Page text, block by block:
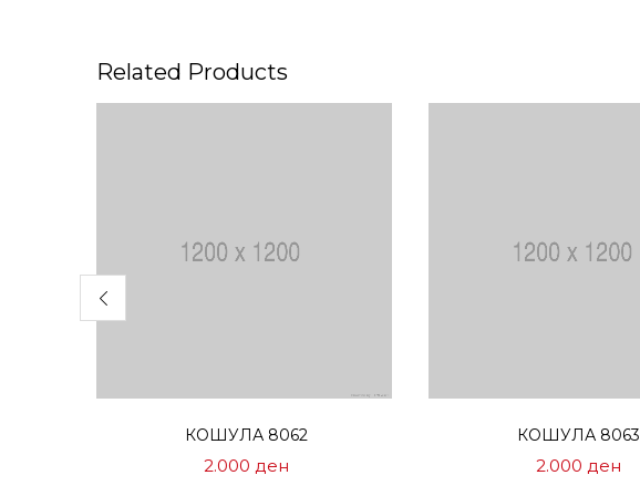
Related Products
КОШУЛА 8062
2.000 ден
КОШУЛА 8063
2.000 ден